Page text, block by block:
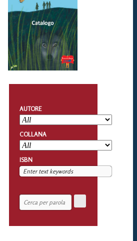
AUTORE
COLLANA
ISBN